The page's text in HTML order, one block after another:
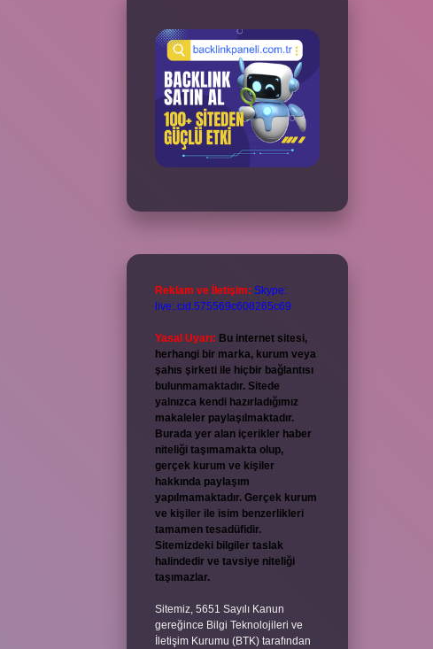
Reklam ve İletişim: Skype:
live:.cid.575569c608265c69
Yasal Uyarı: Bu internet sitesi,
herhangi bir marka, kurum veya
şahıs şirketi ile hiçbir bağlantısı
bulunmamaktadır. Sitede
yalnızca kendi hazırladığımız
makaleler paylaşılmaktadır.
Burada yer alan içerikler haber
niteliği taşımamakta olup,
gerçek kurum ve kişiler
hakkında paylaşım
yapılmamaktadır. Gerçek kurum
ve kişiler ile isim benzerlikleri
tamamen tesadüfidir.
Sitemizdeki bilgiler taslak
halindedir ve tavsiye niteliği
taşımazlar.
Sitemiz, 5651 Sayılı Kanun
gereğince Bilgi Teknolojileri ve
İletişim Kurumu (BTK) tarafından